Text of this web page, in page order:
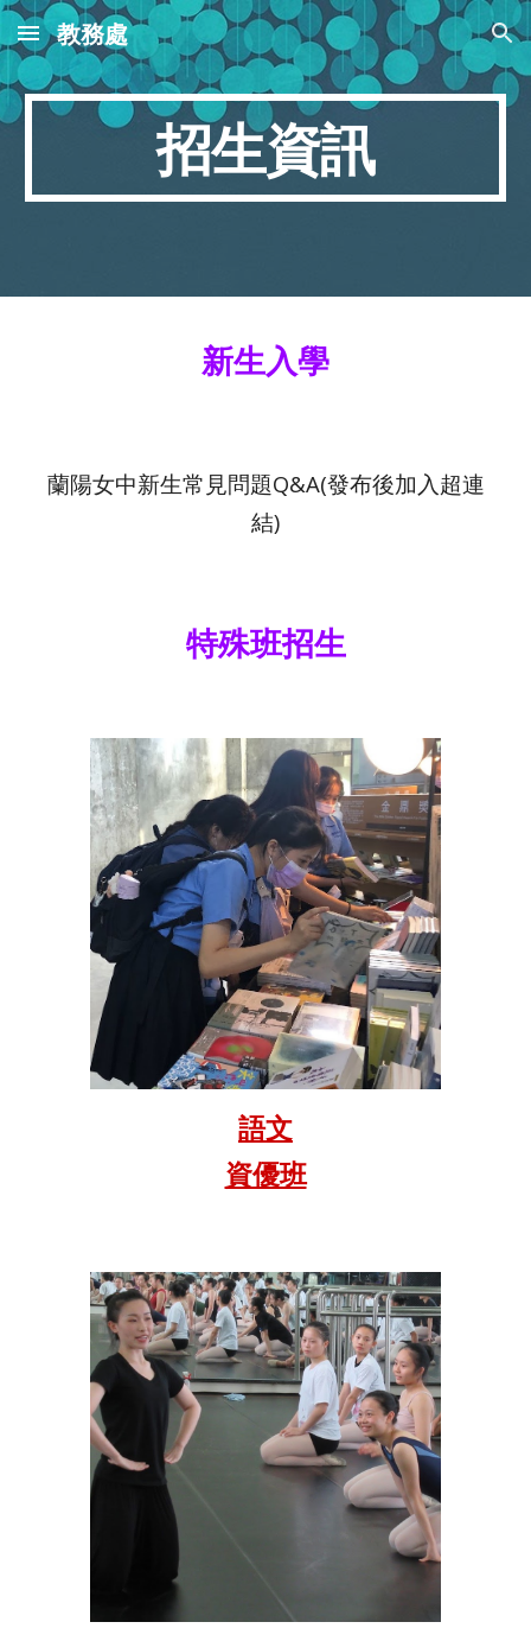
Skip to main content Skip to navigation
教務處
招生資訊
新生入學
蘭陽女中新生常見問題Q&A(發布後加入超連
結)
特殊班招生
語文
資優班